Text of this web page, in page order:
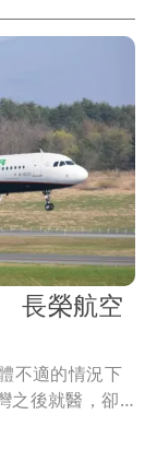
長榮航空
不適的情況下
之後就醫，卻